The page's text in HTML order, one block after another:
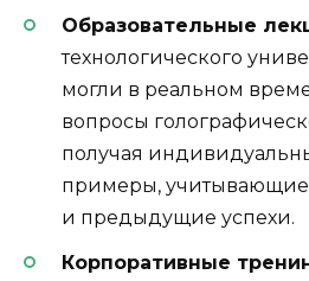
Образовательные
технологического
могли в реальном
вопросы
получая
примеры, учитывающие
и предыдущие успехи.
Корпоративные